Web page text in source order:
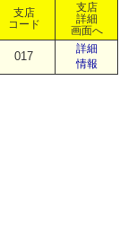
支店
コード
支店
詳細
画面へ
017
詳細
情報